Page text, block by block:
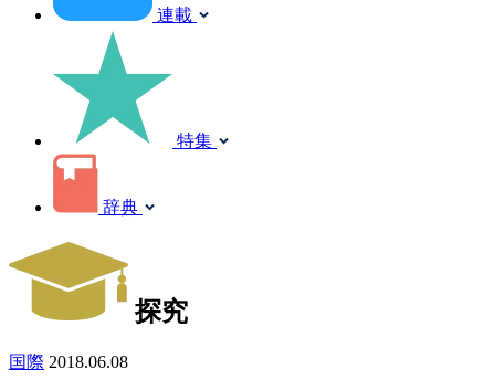
連載
特集
辞典
探究
国際 2018.06.08